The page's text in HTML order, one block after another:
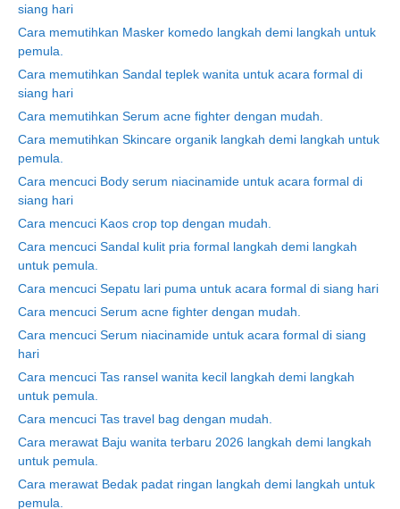
siang hari
Cara memutihkan Masker komedo langkah demi langkah untuk
pemula.
Cara memutihkan Sandal teplek wanita untuk acara formal di
siang hari
Cara memutihkan Serum acne fighter dengan mudah.
Cara memutihkan Skincare organik langkah demi langkah untuk
pemula.
Cara mencuci Body serum niacinamide untuk acara formal di
siang hari
Cara mencuci Kaos crop top dengan mudah.
Cara mencuci Sandal kulit pria formal langkah demi langkah
untuk pemula.
Cara mencuci Sepatu lari puma untuk acara formal di siang hari
Cara mencuci Serum acne fighter dengan mudah.
Cara mencuci Serum niacinamide untuk acara formal di siang
hari
Cara mencuci Tas ransel wanita kecil langkah demi langkah
untuk pemula.
Cara mencuci Tas travel bag dengan mudah.
Cara merawat Baju wanita terbaru 2026 langkah demi langkah
untuk pemula.
Cara merawat Bedak padat ringan langkah demi langkah untuk
pemula.